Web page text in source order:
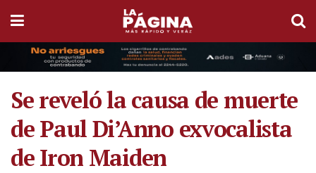
Se reveló la causa de muerte
de Paul Di’Anno exvocalista
de Iron Maiden